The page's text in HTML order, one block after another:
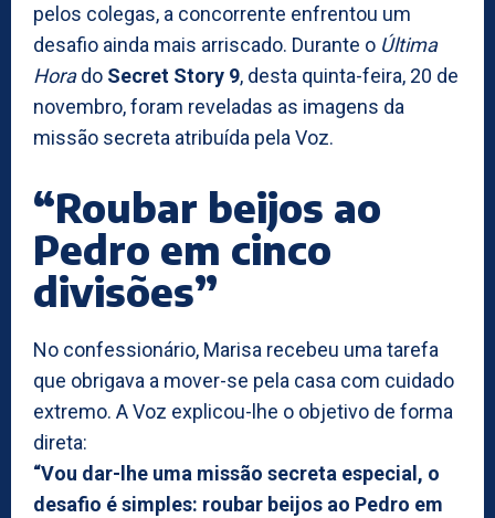
pelos colegas, a concorrente enfrentou um
desafio ainda mais arriscado. Durante o Última
Horado Secret Story 9, desta quinta-feira, 20 de
novembro, foram reveladas as imagens da
missão secreta atribuída pela Voz.
“Roubar beijos ao
Pedro em cinco
divisões”
No confessionário, Marisa recebeu uma tarefa
que obrigava a mover-se pela casa com cuidado
extremo. A Voz explicou-lhe o objetivo de forma
direta:
“Vou dar-lhe uma missão secreta especial, o
desafio é simples: roubar beijos ao Pedro em